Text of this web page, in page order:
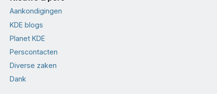
Aankondigingen
KDE blogs
Planet KDE
Perscontacten
Diverse zaken
Dank